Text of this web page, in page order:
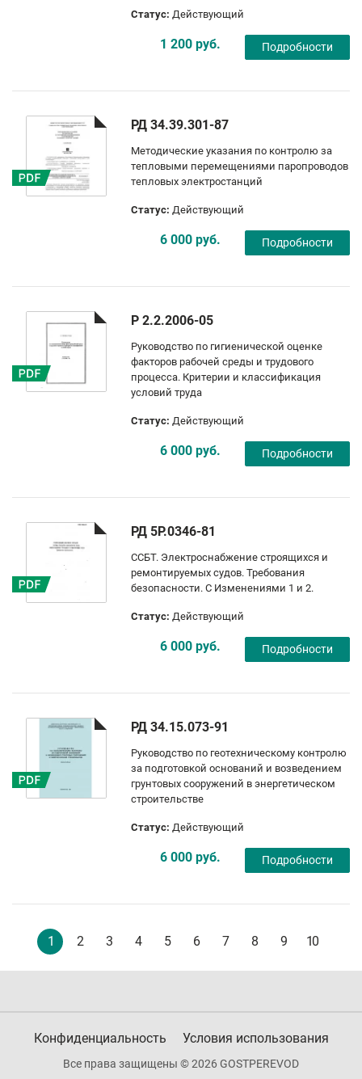
Статус: Действующий
1 200 руб. Подробности
РД 34.39.301-87
Методические указания по контролю за
тепловыми перемещениями паропроводов
тепловых электростанций
Статус: Действующий
6 000 руб. Подробности
Р 2.2.2006-05
Руководство по гигиенической оценке
факторов рабочей среды и трудового
процесса. Критерии и классификация
условий труда
Статус: Действующий
6 000 руб. Подробности
РД 5Р.0346-81
ССБТ. Электроснабжение строящихся и
ремонтируемых судов. Требования
безопасности. С Изменениями 1 и 2.
Статус: Действующий
6 000 руб. Подробности
РД 34.15.073-91
Руководство по геотехническому контролю
за подготовкой оснований и возведением
грунтовых сооружений в энергетическом
строительстве
Статус: Действующий
6 000 руб. Подробности
1 2 3 4 5 6 7 8 9 10
Конфиденциальность Условия использования
Все права защищены © 2026 GOSTPEREVOD